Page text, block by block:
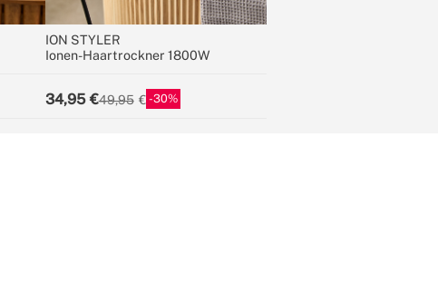
ION STYLER
Ionen-Haartrockner 1800W
34,95 49,95 30